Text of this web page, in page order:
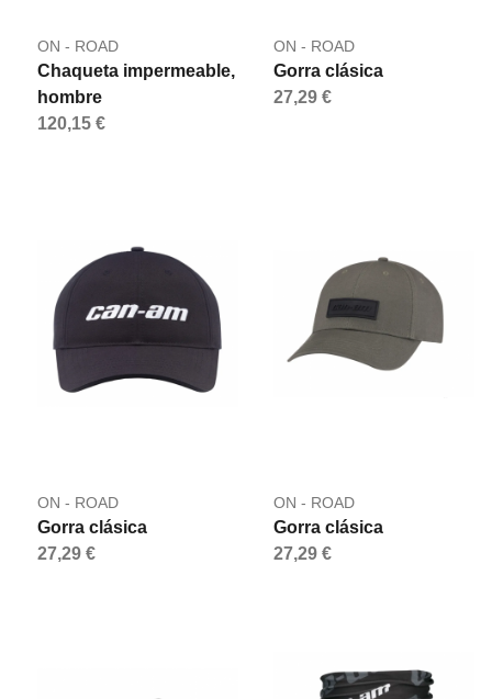
ON - ROAD
Chaqueta impermeable,
hombre
120,15 €
ON - ROAD
Gorra clásica
27,29 €
ON - ROAD
Gorra clásica
27,29 €
ON - ROAD
Gorra clásica
27,29 €